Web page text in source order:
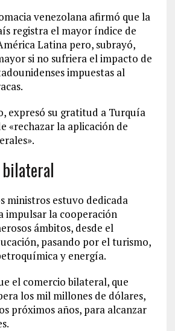
venezolana afirmó que la
registra el mayor índice de
Latina pero, subrayó,
si no sufriera el impacto de
impuestas al
expresó su gratitud a Turquía
«rechazar la aplicación de
bilateral
ministros estuvo dedicada
impulsar la cooperación
ámbitos, desde el
pasando por el turismo,
y energía.
el comercio bilateral, que
los mil millones de dólares,
próximos años, para alcanzar